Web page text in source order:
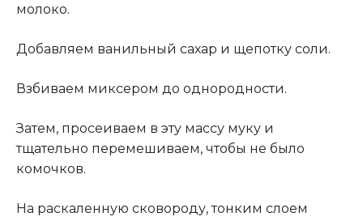
молоко.
Добавляем ванильный сахар и щепотку соли.
Взбиваем миксером до однородности.
Затем, просеиваем в эту массу муку и
тщательно перемешиваем, чтобы не было
комочков.
На раскаленную сковороду, тонким слоем